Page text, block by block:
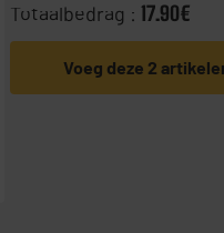
Totaalbedrag : 17.90€
Voeg deze 2